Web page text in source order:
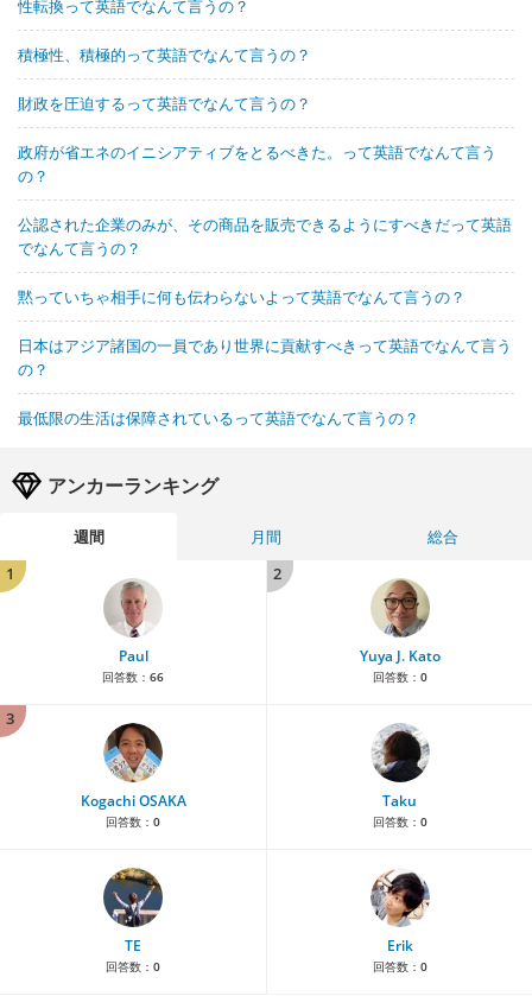
性転換って英語でなんて言うの？
積極性、積極的って英語でなんて言うの？
財政を圧迫するって英語でなんて言うの？
政府が省エネのイニシアティブをとるべきた。って英語でなんて言う
の？
公認された企業のみが、その商品を販売できるようにすべきだって英語
でなんて言うの？
黙っていちゃ相手に何も伝わらないよって英語でなんて言うの？
日本はアジア諸国の一員であり世界に貢献すべきって英語でなんて言う
の？
最低限の生活は保障されているって英語でなんて言うの？
アンカーランキング
週間 月間
総合
1
Paul
回答数： 66
2
Yuya J. Kato
回答数： 0
3
Kogachi OSAKA
回答数： 0
Taku
回答数： 0
TE
回答数： 0
Erik
回答数： 0